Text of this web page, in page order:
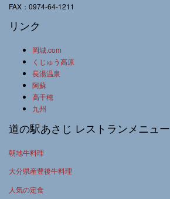
FAX：0974-64-1211
リンク
岡城.com
くじゅう高原
長湯温泉
阿蘇
高千穂
九州
道の駅あさじ レストランメニュー
朝地牛料理
大分県産豊後牛料理
人気の定食